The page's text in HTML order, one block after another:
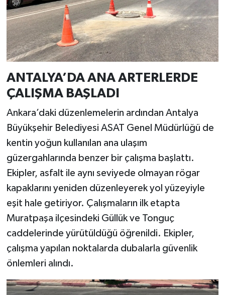
ANTALYA’DA ANA ARTERLERDE
ÇALIŞMA BAŞLADI
Ankara’daki düzenlemelerin ardından Antalya
Büyükşehir Belediyesi ASAT Genel Müdürlüğü de
kentin yoğun kullanılan ana ulaşım
güzergahlarında benzer bir çalışma başlattı.
Ekipler, asfalt ile aynı seviyede olmayan rögar
kapaklarını yeniden düzenleyerek yol yüzeyiyle
eşit hale getiriyor. Çalışmaların ilk etapta
Muratpaşa ilçesindeki Güllük ve Tonguç
caddelerinde yürütüldüğü öğrenildi. Ekipler,
çalışma yapılan noktalarda dubalarla güvenlik
önlemleri alındı.